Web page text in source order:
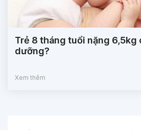
Trẻ 8 tháng tuổi nặng 6,5kg
dưỡng?
Xem thêm